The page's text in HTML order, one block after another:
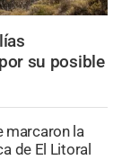
su posible
marcaron la
de El Litoral